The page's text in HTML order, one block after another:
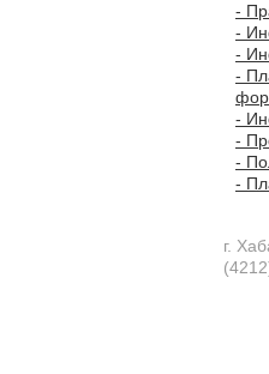
-
-
-
-
-
-
-
-
г.